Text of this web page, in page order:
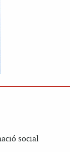
social